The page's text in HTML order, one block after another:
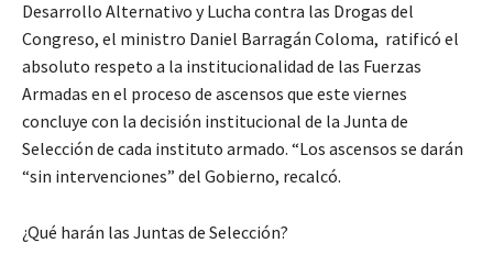
Desarrollo Alternativo y Lucha contra las Drogas del
Congreso, el ministro Daniel Barragán Coloma, ratificó el
absoluto respeto a la institucionalidad de las Fuerzas
Armadas en el proceso de ascensos que este viernes
concluye con la decisión institucional de la Junta de
Selección de cada instituto armado. “Los ascensos se darán
“sin intervenciones” del Gobierno, recalcó.
¿Qué harán las Juntas de Selección?